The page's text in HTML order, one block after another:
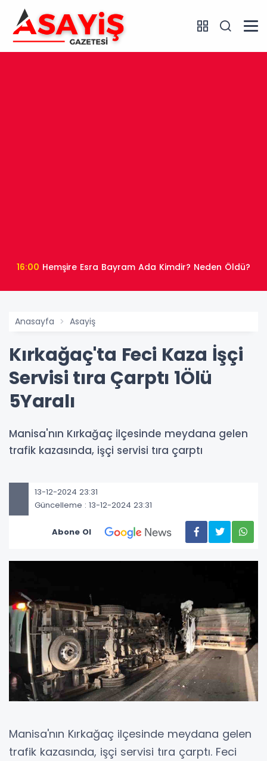
16:00 Hemşire Esra Bayram Ada Kimdir? Neden Öldü?
Anasayfa Asayiş
Kırkağaç'ta Feci Kaza İşçi
Servisi tıra Çarptı 1Ölü
5Yaralı
Manisa'nın Kırkağaç ilçesinde meydana gelen
trafik kazasında, işçi servisi tıra çarptı
13-12-2024 23:31
Güncelleme : 13-12-2024 23:31
Abone Ol
Manisa'nın Kırkağaç ilçesinde meydana gelen
trafik kazasında, işçi servisi tıra çarptı. Feci